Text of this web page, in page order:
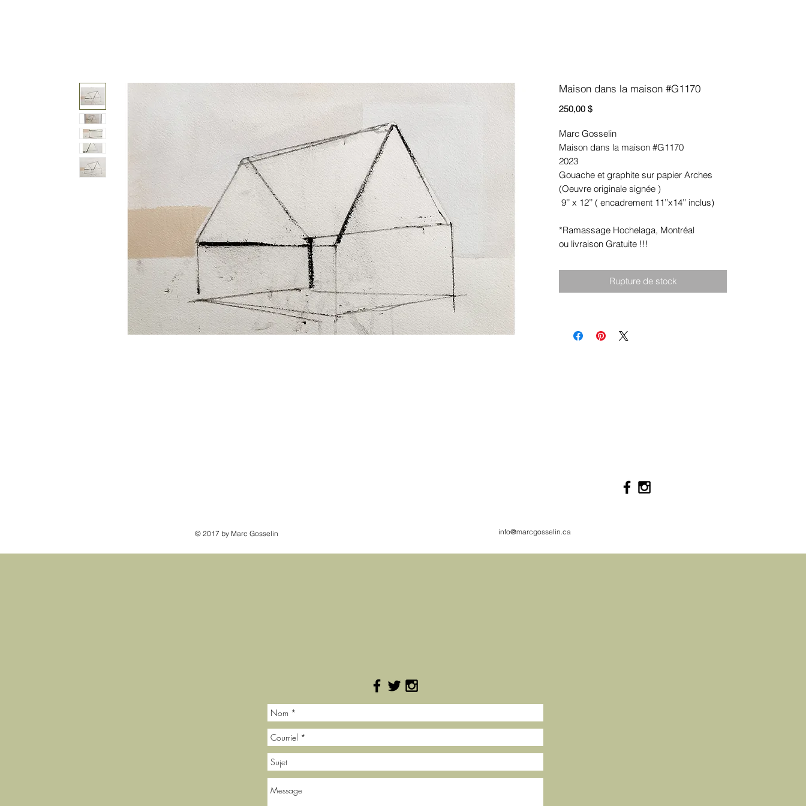
Maison dans la maison #G1170
250,00 $Prix
Marc Gosselin
Maison dans la maison #G1170
2023
Gouache et graphite sur papier Arches
(Oeuvre originale signée )
9’’ x 12’’ ( encadrement 11’’x14’’ inclus)
*Ramassage Hochelaga, Montréal
ou livraison Gratuite !!!
Rupture de stock
© 2017 by Marc Gosselin info@marcgosselin.ca